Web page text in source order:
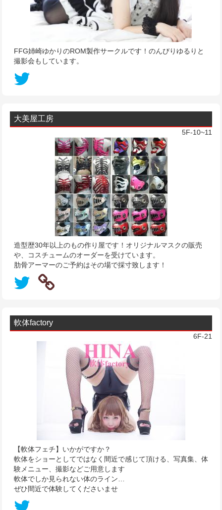
FFG姉崎ゆかりのROM製作サークルです！のんびりゆるりと
撮影会もしています。
大美屋工房
5F-10~11
造型歴30年以上のもの作り屋です！オリジナルマスクの販売
や、コスチュームのオーダーを受けています。
肋骨アーマーのご予約はその場で採寸致します！
軟体factory
6F-21
【軟体フェチ】いかがですか？
軟体をショーとしてではなく間近で感じて頂ける、写真集、体
験メニュー、撮影などご用意します
軟体でしか見られない体のライン…
ぜひ間近で体験してくださいませ